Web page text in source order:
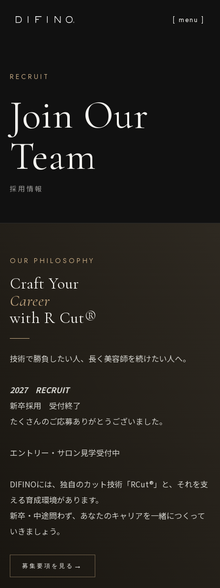
[ menu ]
RECRUIT
Join Our
Team
採用情報
OUR PHILOSOPHY
Craft Your
Career
with R Cut®
技術で勝負したい人、長く美容師を続けたい人へ。
2027 RECRUIT
新卒採用 受付終了
たくさんのご応募ありがとうございました。
エントリー・サロン見学受付中
DIFINOには、独自のカット技術「RCut®」と、それを支
える育成環境があります。
新卒・中途問わず、あなたのキャリアを一緒につくって
いきましょう。
募集要項を見る